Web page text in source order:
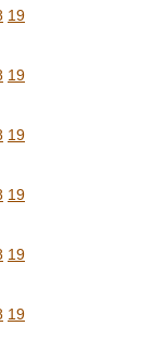
19
19
19
19
19
19